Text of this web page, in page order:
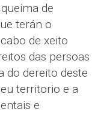
de
terán o
de xeito
das persoas
do dereito deste
territorio e a
e